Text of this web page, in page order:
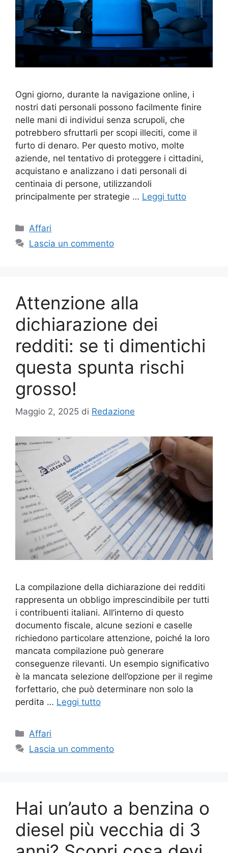
Ogni giorno, durante la navigazione online, i
nostri dati personali possono facilmente finire
nelle mani di individui senza scrupoli, che
potrebbero sfruttarli per scopi illeciti, come il
furto di denaro. Per questo motivo, molte
aziende, nel tentativo di proteggere i cittadini,
acquistano e analizzano i dati personali di
centinaia di persone, utilizzandoli
principalmente per strategie … Leggi tutto
Categorie
Affari
Lascia un commento
Attenzione alla
dichiarazione dei
redditi: se ti dimentichi
questa spunta rischi
grosso!
Maggio 2, 2025 di Redazione
La compilazione della dichiarazione dei redditi
rappresenta un obbligo imprescindibile per tutti
i contribuenti italiani. All’interno di questo
documento fiscale, alcune sezioni e caselle
richiedono particolare attenzione, poiché la loro
mancata compilazione può generare
conseguenze rilevanti. Un esempio significativo
è la mancata selezione dell’opzione per il regime
forfettario, che può determinare non solo la
perdita … Leggi tutto
Categorie
Affari
Lascia un commento
Hai un’auto a benzina o
diesel più vecchia di 3